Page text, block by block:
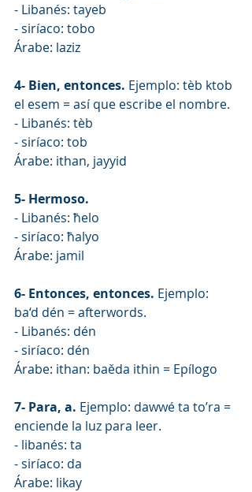
- Libanés: tayeb
- siríaco: tobo
Árabe: laziz
4- Bien, entonces. Ejemplo: tèb ktob
el esem = así que escribe el nombre.
- Libanés: tèb
- siríaco: tob
Árabe: ithan, jayyid
5- Hermoso.
- Libanés: ħelo
- siríaco: ħalyo
Árabe: jamil
6- Entonces, entonces. Ejemplo:
ba‘d dén = afterwords.
- Libanés: dén
- siríaco: dén
Árabe: ithan: baěda ithin = Epílogo
7- Para, a. Ejemplo: dawwé ta to’ra =
enciende la luz para leer.
- libanés: ta
- siríaco: da
Árabe: likay